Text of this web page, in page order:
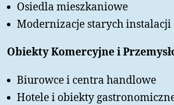
Osiedla mieszkaniowe
Modernizacje starych instalacji
Obiekty Komercyjne i
Biurowce i centra handlowe
Hotele i obiekty